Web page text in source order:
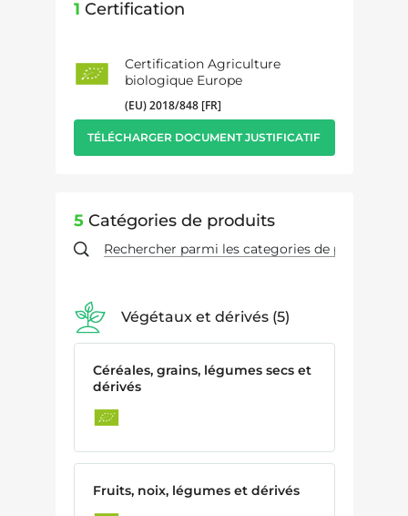
1 Certification
Certification Agriculture
biologique Europe
(EU) 2018/848 [FR]
TÉLÉCHARGER DOCUMENT JUSTIFICATIF
5Catégories de produits
Végétaux et dérivés 5
Céréales, grains, légumes secs et
dérivés
Fruits, noix, légumes et dérivés